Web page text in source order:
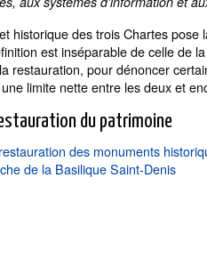
historique des trois Chartes
est inséparable de celle de
restauration, pour dénoncer
limite nette entre les deux et
du patrimoine
des monuments
de la Basilique Saint-Denis